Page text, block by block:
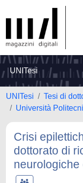
UNITesi
UNITesi
Tesi di
Università
Crisi
dottorato di